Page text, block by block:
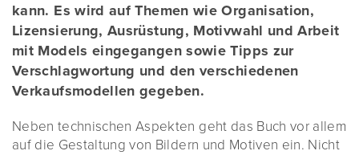
kann. Es wird auf Themen wie Organisation,
Lizensierung, Ausrüstung, Motivwahl und Arbeit
mit Models eingegangen sowie Tipps zur
Verschlagwortung und den verschiedenen
Verkaufsmodellen gegeben.
Neben technischen Aspekten geht das Buch vor allem
auf die Gestaltung von Bildern und Motiven ein. Nicht